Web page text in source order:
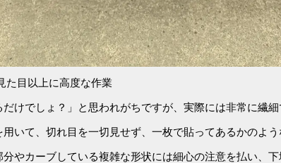
た目以上に高度な作業
だけでしょ？」と思われがちですが、実際には非常に繊
いて、切れ目を一切見せず、一枚で貼ってあるかのよう
やカーブしている複雑な形状には細心の注意を払い、